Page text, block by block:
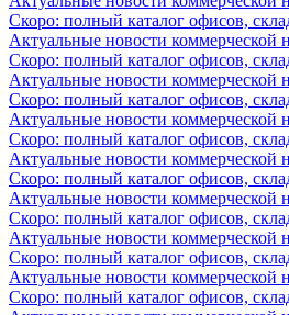
Скоро: полный каталог офисов,
Актуальные новости коммерческой
Скоро: полный каталог офисов,
Актуальные новости коммерческой
Скоро: полный каталог офисов,
Актуальные новости коммерческой
Скоро: полный каталог офисов,
Актуальные новости коммерческой
Скоро: полный каталог офисов,
Актуальные новости коммерческой
Скоро: полный каталог офисов,
Актуальные новости коммерческой
Скоро: полный каталог офисов,
Актуальные новости коммерческой
Скоро: полный каталог офисов,